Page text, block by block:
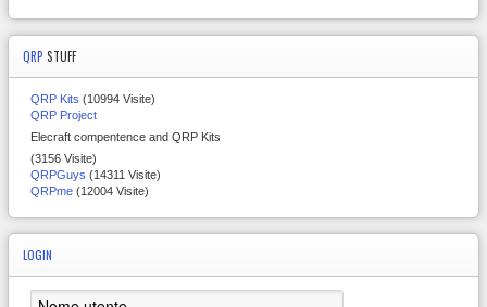
QRP STUFF
QRP Kits (10994 Visite)
QRP Project
Elecraft compentence and QRP Kits
(3156 Visite)
QRPGuys (14311 Visite)
QRPme (12004 Visite)
LOGIN